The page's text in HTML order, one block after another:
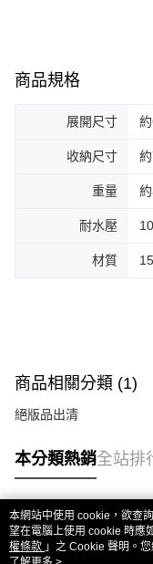
商品規格
展開尺寸
收納尺寸
重量
耐水壓
材質
商品相關分類 (1)
絕版品出清
本分類熱銷全站排
熱門標籤
本網站中使用 cookie，欲查
望在電腦上使用 cookie 時應
權條款 」之 Cookie 聲明。